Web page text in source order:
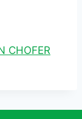
CHOFER